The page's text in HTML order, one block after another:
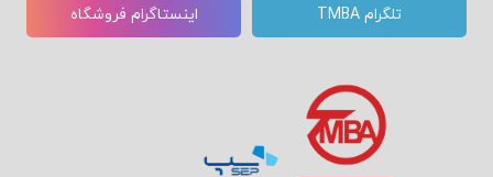
تلگرام TMBA اینستاگرام فروشگاه